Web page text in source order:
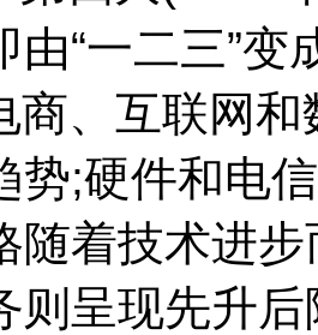
由“一二三”变
商、互联网
势;硬件和电
随着技术进
则呈现先升